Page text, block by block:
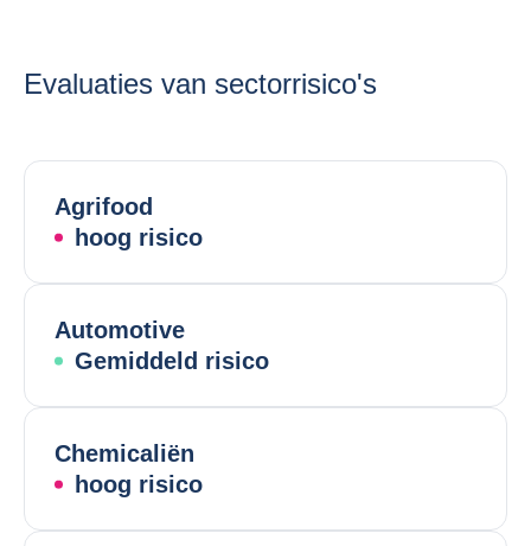
Evaluaties van sectorrisico's
Agrifood
hoog risico
Automotive
Gemiddeld risico
Chemicaliën
hoog risico